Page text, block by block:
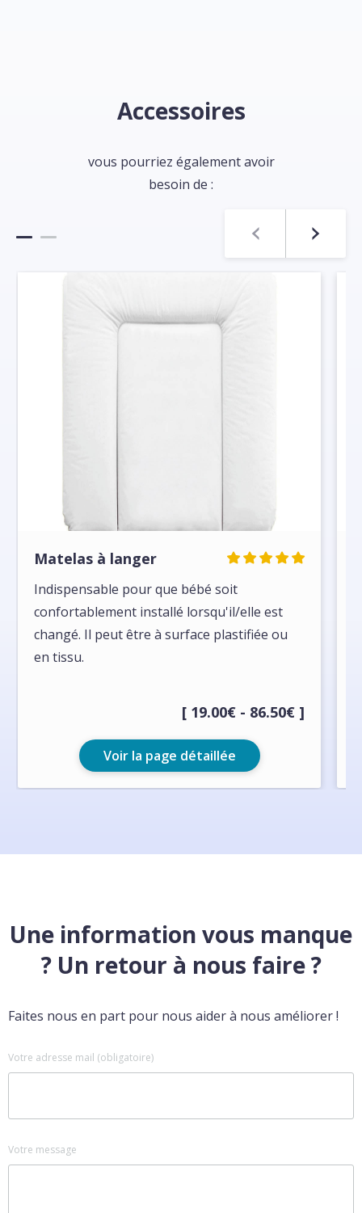
Accessoires
vous pourriez également avoir
besoin de :
Matelas à langer
Indispensable pour que bébé soit
confortablement installé lorsqu'il/elle est
changé. Il peut être à surface plastifiée ou
en tissu.
[ 19.00€ - 86.50€ ]
Voir la page détaillée
Une information vous manque
? Un retour à nous faire ?
Faites nous en part pour nous aider à nous améliorer !
Votre adresse mail (obligatoire)
Votre message